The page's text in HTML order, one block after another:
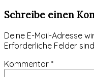
Schreibe einen
Deine E-Mail-Adresse
Erforderliche Felder
Kommentar *